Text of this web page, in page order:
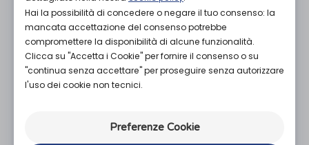
stabilizzazione della rotula e lo scarico del
tendine rotuleo
Ambidestra, in 7 misure
Priva di lattice di gomma naturale
Compressione Medicale Certificata 20-36
mmHg
82-0710-1 - Circonferenza coscia in
Hai la possibilità di concedere o negare il tuo consenso: la
mancata accettazione del consenso potrebbe
compromettere la disponibilità di alcune funzionalità.
Clicca su "Accetta i Cookie" per fornire il consenso o su
"continua senza accettare" per proseguire senza autorizzare
l'uso dei cookie non tecnici.
Preferenze Cookie